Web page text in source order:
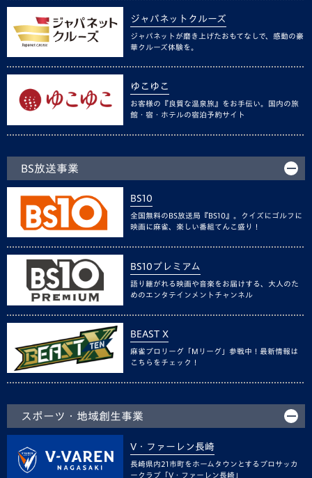
ジャパネットクルーズ
ジャパネットが磨き上げたおもてなしで、感動の豪
華クルーズ体験を。
ゆこゆこ
お客様の『良質な温泉旅』をお手伝い。国内の旅
館・宿・ホテルの宿泊予約サイト
BS放送事業
BS10
全国無料のBS放送局『BS10』。クイズにゴルフに
映画に麻雀、楽しい番組てんこ盛り！
BS10プレミアム
語り継がれる映画や音楽をお届けする、大人のた
めのエンタテインメントチャンネル
BEAST X
麻雀プロリーグ「Mリーグ」参戦中！最新情報は
こちらをチェック！
スポーツ・地域創生事業
V・ファーレン長崎
長崎県内21市町をホームタウンとするプロサッカ
ークラブ「V・ファーレン長崎」